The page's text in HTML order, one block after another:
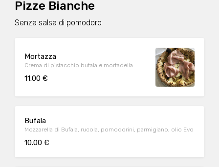
Pizze Bianche
Senza salsa di pomodoro
Mortazza
Crema di pistacchio bufala e mortadella
11.00 €
Bufala
Mozzarella di Bufala, rucola, pomodorini, parmigiano, olio Evo
10.00 €